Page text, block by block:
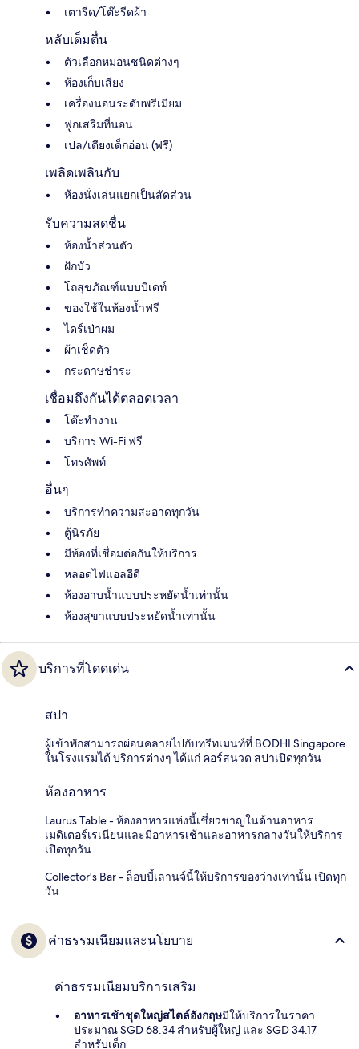
เตารีด/โต๊ะรีดผ้า
หลับเต็มตื่น
ตัวเลือกหมอนชนิดต่างๆ
ห้องเก็บเสียง
เครื่องนอนระดับพรีเมียม
ฟูกเสริมที่นอน
เปล/เตียงเด็กอ่อน (ฟรี)
เพลิดเพลินกับ
ห้องนั่งเล่นแยกเป็นสัดส่วน
รับความสดชื่น
ห้องน้ำส่วนตัว
ฝักบัว
โถสุขภัณฑ์แบบบิเดท์
ของใช้ในห้องน้ำฟรี
ไดร์เป่าผม
ผ้าเช็ดตัว
กระดาษชำระ
เชื่อมถึงกันได้ตลอดเวลา
โต๊ะทำงาน
บริการ Wi-Fi ฟรี
โทรศัพท์
อื่นๆ
บริการทำความสะอาดทุกวัน
ตู้นิรภัย
มีห้องที่เชื่อมต่อกันให้บริการ
หลอดไฟแอลอีดี
ห้องอาบน้ำแบบประหยัดน้ำเท่านั้น
ห้องสุขาแบบประหยัดน้ำเท่านั้น
บริการที่โดดเด่น
สปา
ผู้เข้าพักสามารถผ่อนคลายไปกับทรีทเมนท์ที่ BODHI Singapore
ในโรงแรมได้ บริการต่างๆ ได้แก่ คอร์สนวด สปาเปิดทุกวัน
ห้องอาหาร
Laurus Table - ห้องอาหารแห่งนี้เชี่ยวชาญในด้านอาหาร
เมดิเตอร์เรเนียนและมีอาหารเช้าและอาหารกลางวันให้บริการ
เปิดทุกวัน
Collector's Bar - ล็อบบี้เลานจ์นี้ให้บริการของว่างเท่านั้น เปิดทุก
วัน
ค่าธรรมเนียมและนโยบาย
ค่าธรรมเนียมบริการเสริม
อาหารเช้าชุดใหญ่สไตล์อังกฤษมีให้บริการในราคา
ประมาณ SGD 68.34 สำหรับผู้ใหญ่ และ SGD 34.17
สำหรับเด็ก